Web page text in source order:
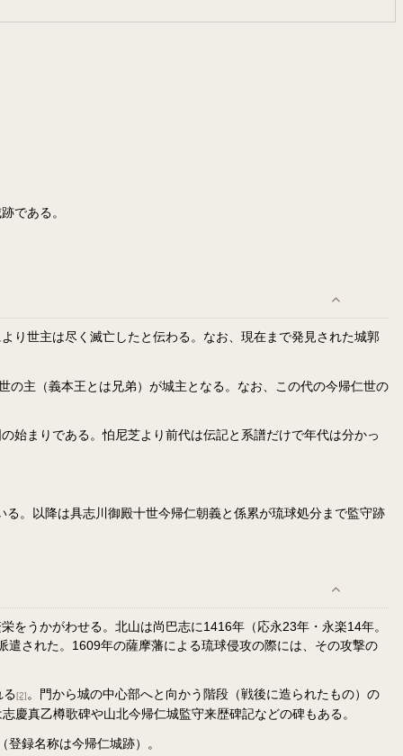
である。
り世主は尽く滅亡したと伝わる。なお、現在まで発見された城郭
主（義本王とは兄弟）が城主となる。なお、この代の今帰仁世の
始まりである。怕尼芝より前代は伝記と系譜だけで年代は分かっ
。以降は具志川御殿十世今帰仁朝義と係累が琉球処分まで監守跡
うかがわせる。北山は尚巴志に1416年（応永23年・永楽14年。
された。1609年の薩摩藩による琉球侵攻の際には、その攻撃の
る[2] 。門から城の中心部へと向かう階段（戦後に造られたもの）の
真乙樽歌碑や山北今帰仁城監守来歴碑記などの碑もある。
録名称は今帰仁城跡）。